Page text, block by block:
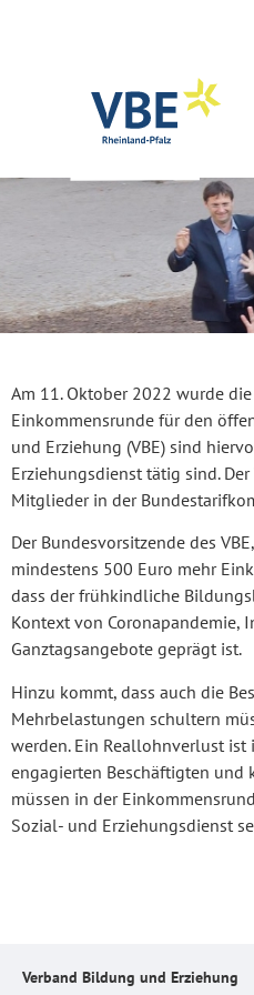
Am 11. Oktober 2022 wurde
Einkommensrunde für den
und Erziehung (VBE) sind
Erziehungsdienst tätig sind.
Mitglieder in der
Der Bundesvorsitzende des
mindestens 500 Euro mehr
dass der frühkindliche
Kontext von
Ganztagsangebote geprägt ist.
Hinzu kommt, dass auch die
Mehrbelastungen schultern
werden. Ein Reallohnverlust ist
engagierten Beschäftigten und
müssen in der
Sozial- und Erziehungsdienst
Verband Bildung und Erziehung